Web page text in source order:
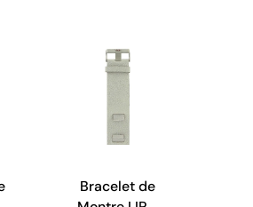
Bracelet de